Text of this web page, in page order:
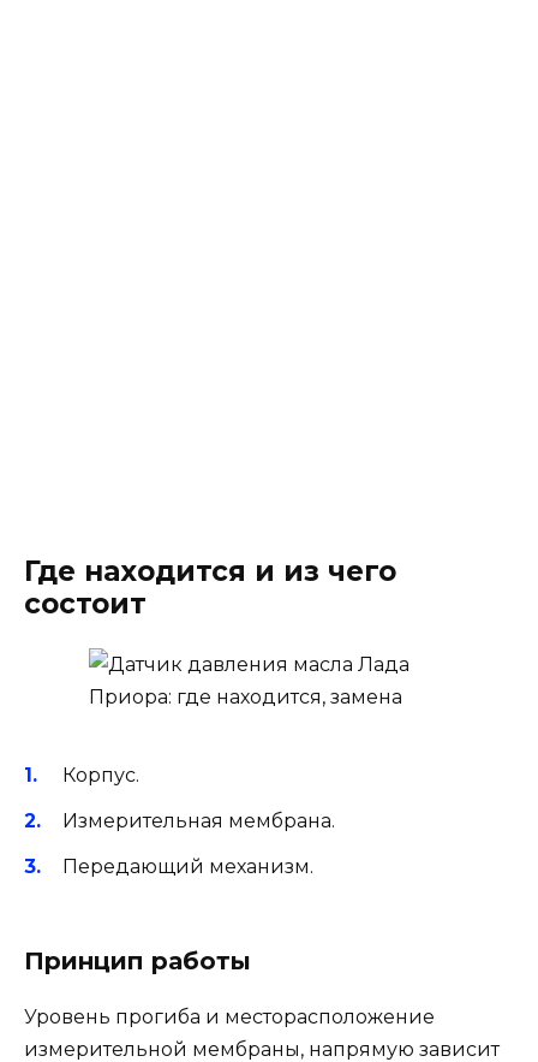
Где находится и из чего
состоит
Корпус.
Измерительная мембрана.
Передающий механизм.
Принцип работы
Уровень прогиба и месторасположение
измерительной мембраны, напрямую зависит